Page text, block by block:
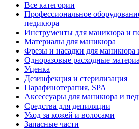
Все категории
Профессиональное
педикюра
Инструменты для маникюра и
Материалы для маникюра
Фрезы и насадки для маникюра
Одноразовые расходные
Уценка
Дезинфекция и стерилизация
Парафинотерапия, SPA
Аксессуары для маникюра и
Средства для депиляции
Уход за кожей и волосами
Запасные части